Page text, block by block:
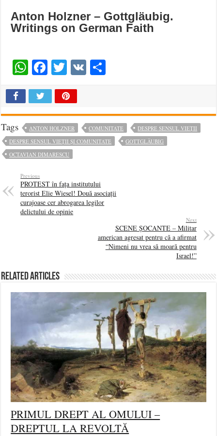
Anton Holzner – Gottgläubig.
Writings on German Faith
WhatsApp
Facebook
Twitter
VK
Tags ANTON HOLZNER COMUNITATE
DESPRE SENSUL VIEȚII
DESPRE SENSUL VIEȚII ȘI COMUNITATE
GOTTGLÄUBIG
OCTAVIAN DIMARESCU
Previous
PROTEST în fața institutului
terorist Elie Wiesel! Două asociații
curajoase cer abrogarea legilor
delictului de opinie
Next
SCENE ȘOCANTE – Militar
american agresat pentru că a afirmat
“Nimeni nu vrea să moară pentru
Israel!”
Related Articles
PRIMUL DREPT AL OMULUI –
DREPTUL LA REVOLTĂ